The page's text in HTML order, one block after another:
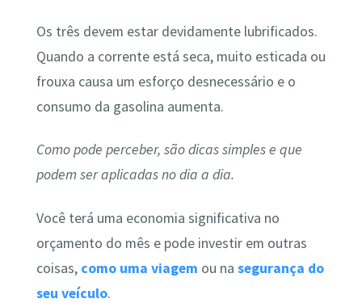
Os três devem estar devidamente lubrificados.
Quando a corrente está seca, muito esticada ou
frouxa causa um esforço desnecessário e o
consumo da gasolina aumenta.
Como pode perceber, são dicas simples e que
podem ser aplicadas no dia a dia.
Você terá uma economia significativa no
orçamento do mês e pode investir em outras
coisas, como uma viagem ou na segurança do
seu veículo.